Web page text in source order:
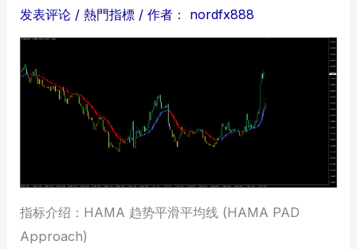
发表评论 /熱門指標 / 作者： nordfx888
指标介绍：HAMA 趋势平滑平均线 (HAMA PAD
Approach)